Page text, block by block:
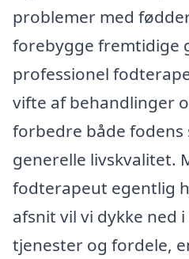
problemer med
forebygge fremtidige
professionel
vifte af behandlinger
forbedre både fodens
generelle livskvalitet.
fodterapeut egentlig
afsnit vil vi dykke ned
tjenester og fordele,